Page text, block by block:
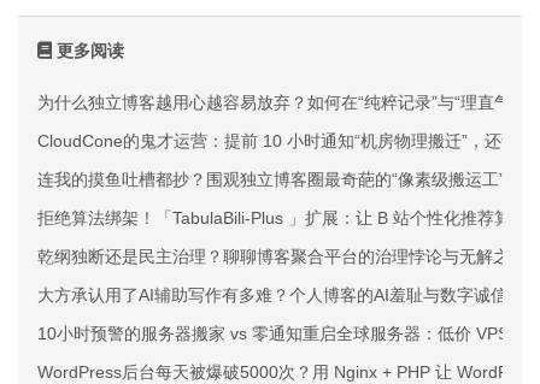
更多阅读
为什么独立博客越用心越容易放弃？如何在“纯粹记录”与“理直气壮
CloudCone的鬼才运营：提前 10 小时通知“机房物理搬迁”，还说
连我的摸鱼吐槽都抄？围观独立博客圈最奇葩的“像素级搬运工”
拒绝算法绑架！「TabulaBili-Plus 」扩展：让 B 站个性化推荐算法
乾纲独断还是民主治理？聊聊博客聚合平台的治理悖论与无解之痛
大方承认用了AI辅助写作有多难？个人博客的AI羞耻与数字诚信
10小时预警的服务器搬家 vs 零通知重启全球服务器：低价 VPS 界
WordPress后台每天被爆破5000次？用 Nginx + PHP 让